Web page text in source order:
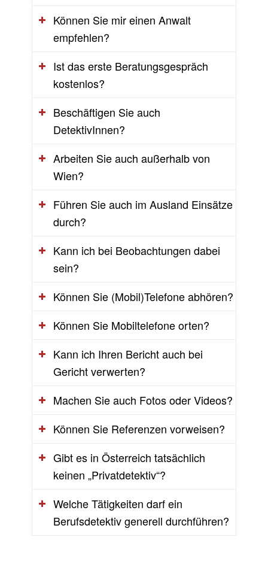
Können Sie mir einen Anwalt
empfehlen?
Ist das erste Beratungsgespräch
kostenlos?
Beschäftigen Sie auch
DetektivInnen?
Arbeiten Sie auch außerhalb von
Wien?
Führen Sie auch im Ausland Einsätze
durch?
Kann ich bei Beobachtungen dabei
sein?
Können Sie (Mobil)Telefone abhören?
Können Sie Mobiltelefone orten?
Kann ich Ihren Bericht auch bei
Gericht verwerten?
Machen Sie auch Fotos oder Videos?
Können Sie Referenzen vorweisen?
Gibt es in Österreich tatsächlich
keinen „Privatdetektiv“?
Welche Tätigkeiten darf ein
Berufsdetektiv generell durchführen?